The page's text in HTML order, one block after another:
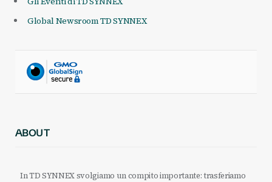
Global Newsroom TD SYNNEX
ABOUT
In TD SYNNEX svolgiamo un compito importante: trasferiamo